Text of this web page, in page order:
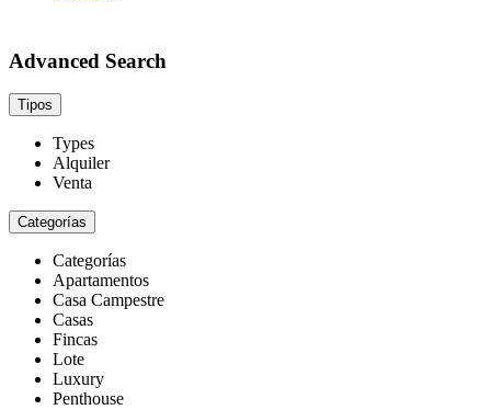
Advanced Search
Tipos
Types
Alquiler
Venta
Categorías
Categorías
Apartamentos
Casa Campestre
Casas
Fincas
Lote
Luxury
Penthouse